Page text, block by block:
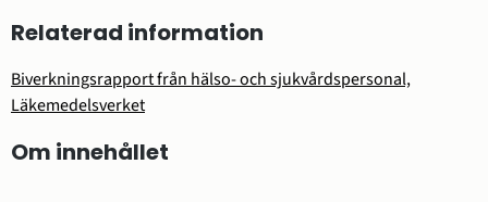
Relaterad information
Biverkningsrapport från hälso- och sjukvårdspersonal,
Läkemedelsverket
Om innehållet